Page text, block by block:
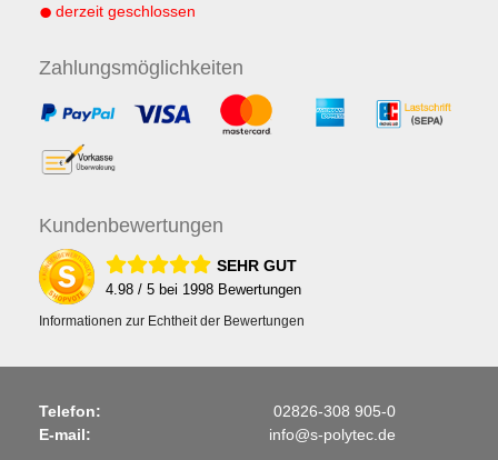
derzeit geschlossen
Zahlungsmöglichkeiten
Kundenbewertungen
SEHR GUT
4.98 / 5 bei 1998 Bewertungen
Informationen zur Echtheit der Bewertungen
Telefon:
02826-308 905-0
E-mail:
info@s-polytec.de